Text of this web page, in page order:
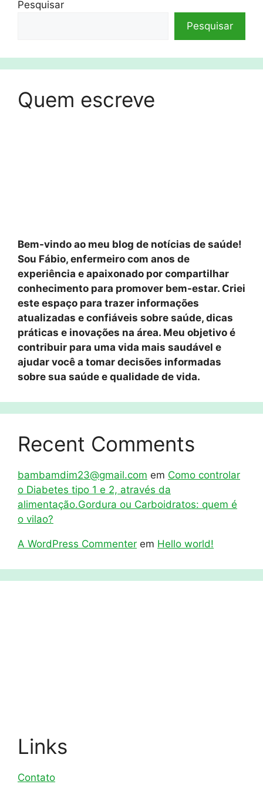
Pesquisar
Pesquisar
Quem escreve
Bem-vindo ao meu blog de notícias de saúde!
Sou Fábio, enfermeiro com anos de
experiência e apaixonado por compartilhar
conhecimento para promover bem-estar. Criei
este espaço para trazer informações
atualizadas e confiáveis sobre saúde, dicas
práticas e inovações na área. Meu objetivo é
contribuir para uma vida mais saudável e
ajudar você a tomar decisões informadas
sobre sua saúde e qualidade de vida.
Recent Comments
bambamdim23@gmail.com em Como controlar
o Diabetes tipo 1 e 2, através da
alimentação.Gordura ou Carboidratos: quem é
o vilao?
A WordPress Commenter em Hello world!
Links
Contato